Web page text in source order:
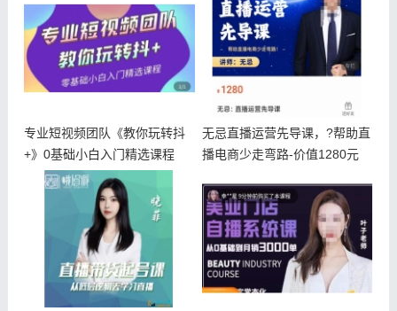
专业短视频团队《教你玩转抖
+》0基础小白入门精选课程
无忌直播运营先导课，?帮助直
播电商少走弯路-价值1280元